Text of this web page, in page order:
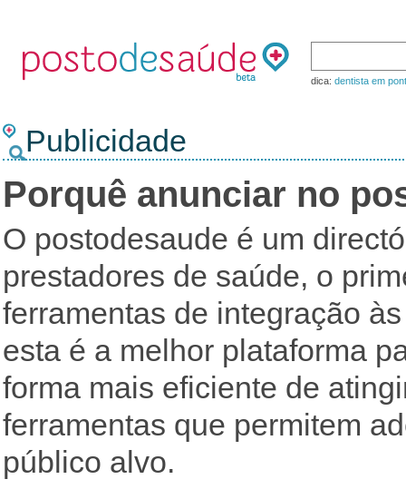
dica: dentista em
Publicidade
Porquê anunciar no
O postodesaude é um
prestadores de saúde, o
ferramentas de integração
esta é a melhor plataforma
forma mais eficiente de
ferramentas que permitem
público alvo.